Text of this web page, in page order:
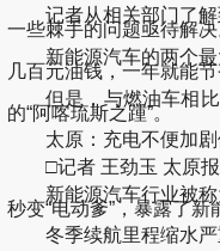
记者从相关部门了解到
一些棘手的问题亟待解决
新能源汽车的两个最大
几百元油钱，一年就能
但是，与燃油车相比，
的“阿喀琉斯之踵”。
太原：充电不便加剧
□记者 王劲玉 太原报
新能源汽车行业被称为
秒变“电动爹”，暴露了新
冬季续航里程缩水严重